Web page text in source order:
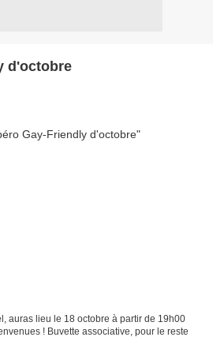
d'octobre
auras lieu le 18 octobre à partir de 19h00
! Buvette associative, pour le reste